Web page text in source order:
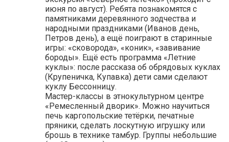
июня по август). Ребята познакомятся с
памятниками деревянного зодчества и
народными праздниками (Иванов день,
Петров день), а ещё поиграют в старинные
игры: «сковорода», «коник», «завивание
бороды». Ещё есть программа «Летние
куклы»: после рассказа об обрядовых куклах
(Крупеничка, Купавка) дети сами сделают
куклу Бессонницу.
Мастер-классы в этнокультурном центре
«Ремесленный дворик». Можно научиться
печь каргопольские тетёрки, печатные
пряники, сделать лоскутную игрушку или
брошь в технике тамбур. Группы небольшие